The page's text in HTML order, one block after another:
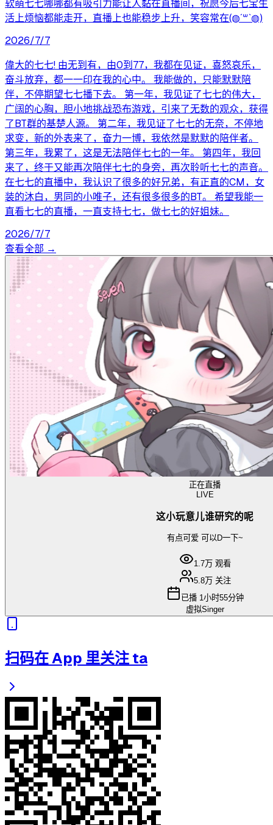
软萌七七哪哪都有吸引力能让人黏在直播间，祝愿今后七宝生
活上烦恼都能走开，直播上也能稳步上升，笑容常在(◍´꒳`◍)
2026/7/7
偉大的七七! 由无到有，由0到77，我都在见证，喜怒哀乐，
奋斗放弃，都一一印在我的心中。 我能做的，只能默默陪
伴，不停期望七七播下去。 第一年，我见证了七七的伟大，
广阔的心胸，胆小地挑战恐布游戏，引来了无数的观众，获得
了BT群的基楚人源。 第二年，我见证了七七的无奈，不停地
求变，新的外表来了，奋力一博，我依然是默默的陪伴者。
第三年，我累了，这是无法陪伴七七的一年。 第四年，我回
来了，终于又能再次陪伴七七的身旁，再次聆听七七的声音。
在七七的直播中，我认识了很多的好兄弟，有正直的CM，女
装的沐白，男同的小唯子，还有很多很多的BT。 希望我能一
直看七七的直播，一直支持七七，做七七的好姐妹。
2026/7/7
查看全部 →
正在直播
LIVE
这小玩意儿谁研究的呢
有点可爱 可以D一下~
1.7万观看
5.8万关注
已播 1小时55分钟
虚拟Singer
扫码在 App 里关注 ta